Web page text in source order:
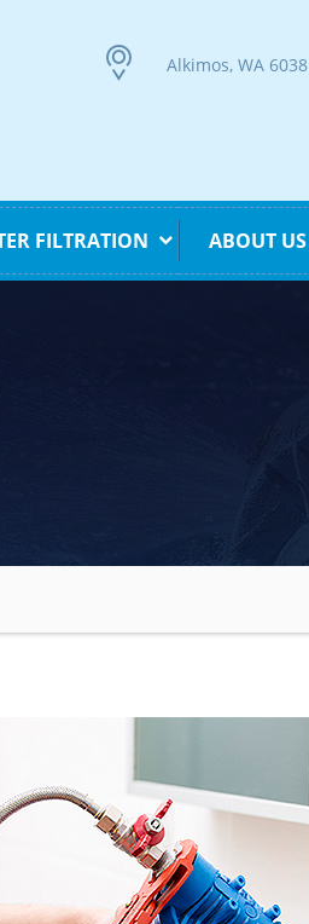
Alkimos, WA 6038
FILTRATION ABOUT US